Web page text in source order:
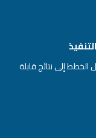
إلى نتائج قابلة